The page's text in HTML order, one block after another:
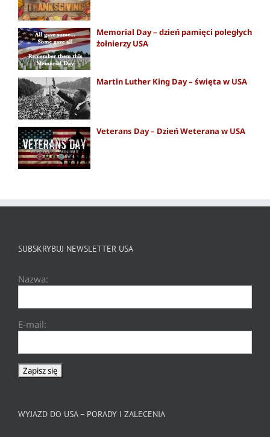
Memorial Day – dzień pamięci poległych
żołnierzy USA
Martin Luther King Day – święta w USA
Veterans Day – Dzień Weterana w USA
SUBSKRYBUJ NEWSLETTER USA
Nazwa:
E-mail:
WYJAZD DO USA – PORADY I ZALECENIA